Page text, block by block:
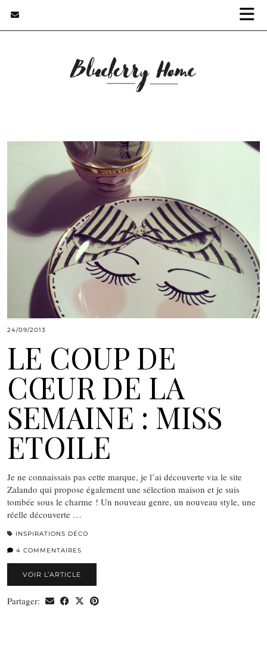
24/09/2013
LE COUP DE
CŒUR DE LA
SEMAINE : MISS
ETOILE
Je ne connaissais pas cette marque, je l’ai découverte via le site
Zalando qui propose également une sélection maison et je suis
tombée sous le charme ! Un nouveau genre, un nouveau style, une
réelle découverte …
INSPIRATIONS DÉCO
4 COMMENTAIRES
VOIR L’ARTICLE
Partager: